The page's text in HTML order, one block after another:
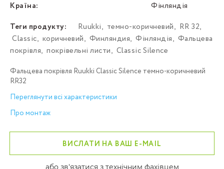
Країна:
Фінляндія
Теги продукту:
Ruukki, темно-коричневий, RR 32,
Classic, коричневий, Финляндия, Фінляндія, Фальцева
покрівля, покрівельні листи, Classic Silence
Фальцева покрівля Ruukki Classic Silence темно-коричневий
RR32
Переглянути всі характеристики
Про монтаж
ВИСЛАТИ НА ВАШ E-MAIL
або зв'язатися з технічним фахівцем